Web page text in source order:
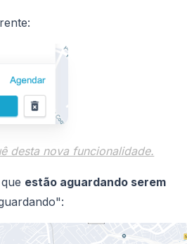
desta nova funcionalidade.
estão aguardando serem